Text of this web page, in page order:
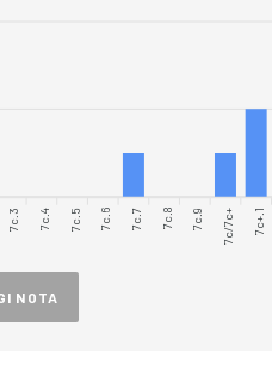
7c.3 7c.4 7c.5 7c.6 7c.7 7c.8 7c.9 7c/7c+ 7c+.1
NOTA